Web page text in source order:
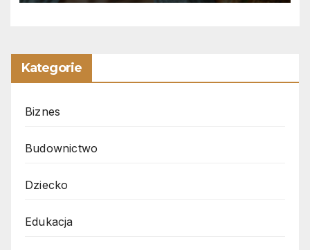
Kategorie
Biznes
Budownictwo
Dziecko
Edukacja